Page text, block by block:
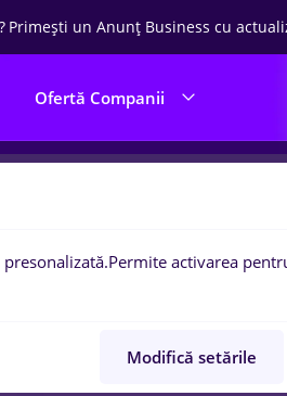
Primești un Anunț Business cu
Ofertă Companii
0locuri de munca
Permite activarea
Modifică setările